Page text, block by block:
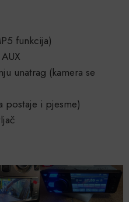
funkcija)
unatrag (kamera se
postaje i pjesme)